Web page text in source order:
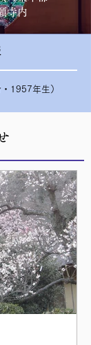
寺内
1957年生）